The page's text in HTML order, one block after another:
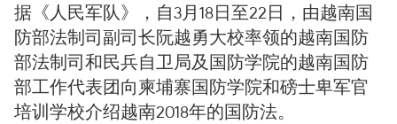
据《人民军队》，自3月18日至22日，由越南国
防部法制司副司长阮越勇大校率领的越南国防
部法制司和民兵自卫局及国防学院的越南国防
部工作代表团向柬埔寨国防学院和磅士卑军官
培训学校介绍越南2018年的国防法。